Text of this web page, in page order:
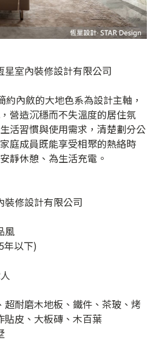
室內裝修設計有限公司
內斂的大地色系為設計主軸，
營造沉穩而不失溫度的居住氛
活習慣與使用需求，清楚劃分公
庭成員既能享受相聚的熱絡時
靜休憩、為生活充電。
裝修設計有限公司
風
年以下)
超耐磨木地板、鐵件、茶玻、烤
貼皮、大板磚、木百葉